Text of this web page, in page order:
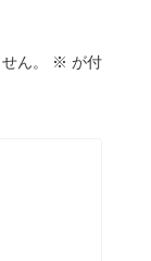
ん。 ※ が付